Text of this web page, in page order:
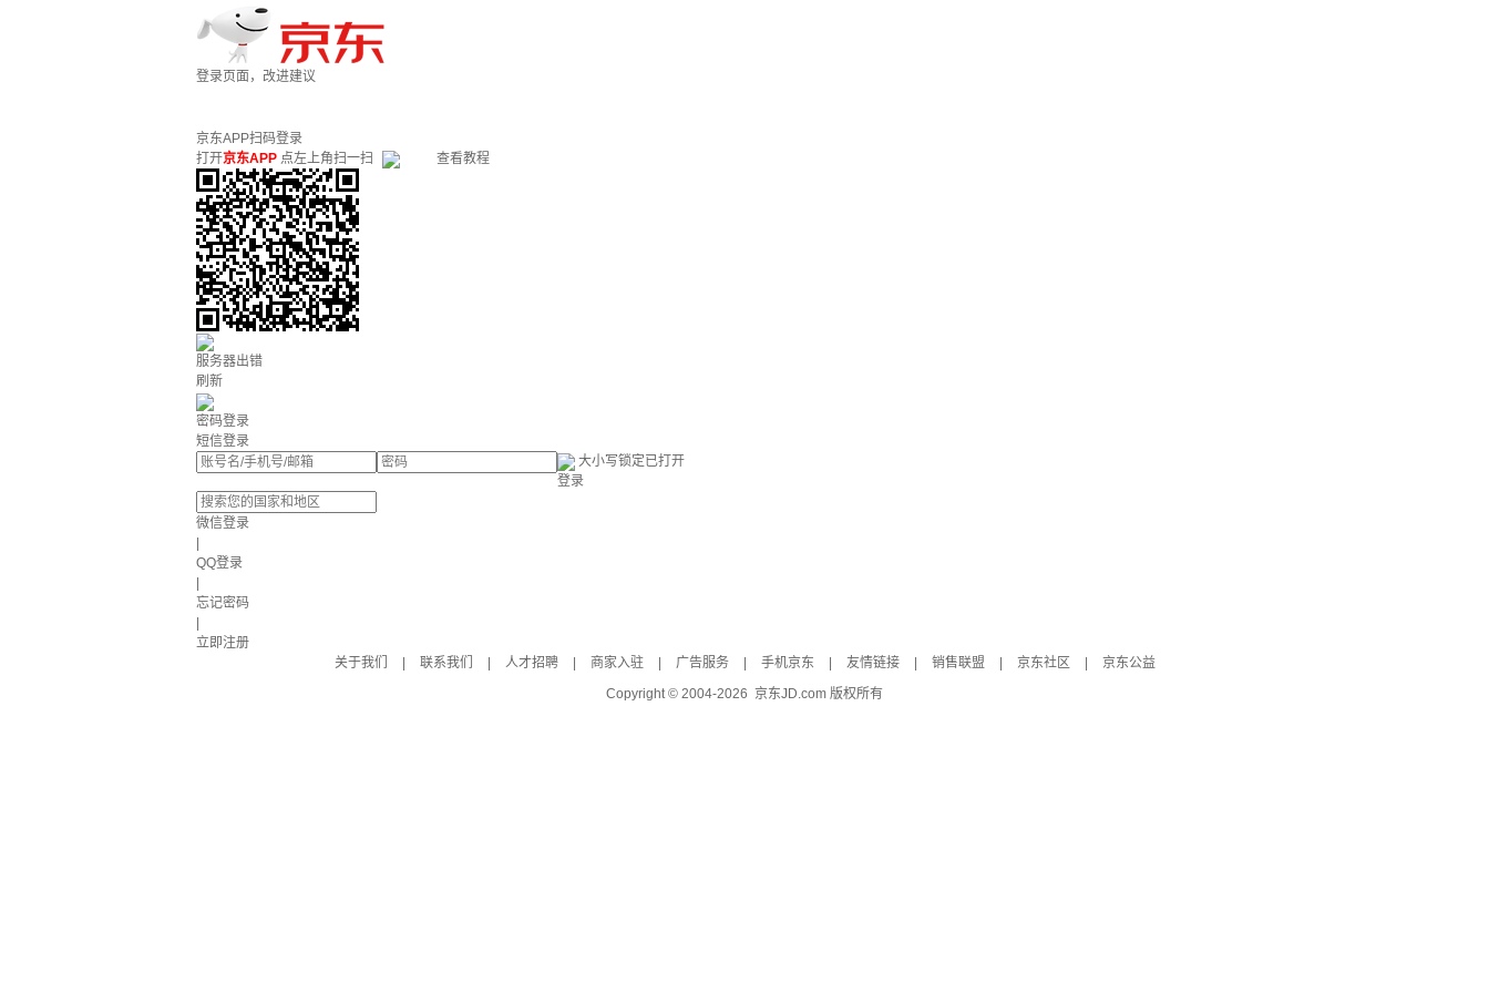
登录页面，改进建议
京东APP扫码登录
打开京东APP 点左上角扫一扫 查看教程
服务器出错
刷新
密码登录
短信登录
大小写锁定已打开
登录
微信登录
QQ登录
忘记密码
立即注册
关于我们
联系我们 人才招聘 商家入驻 广告服务 手机京东 友情链接 销售联盟 京东社区
京东公益
Copyright © 2004-2026 京东JD.com 版权所有